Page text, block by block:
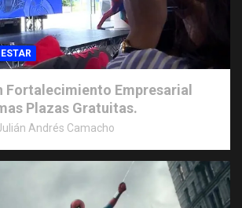
Fortalecimiento Empresarial
Plazas Gratuitas.
Andrés Camacho